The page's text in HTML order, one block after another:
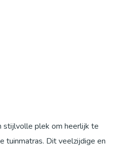
stijlvolle plek om heerlijk te
tuinmatras. Dit veelzijdige en